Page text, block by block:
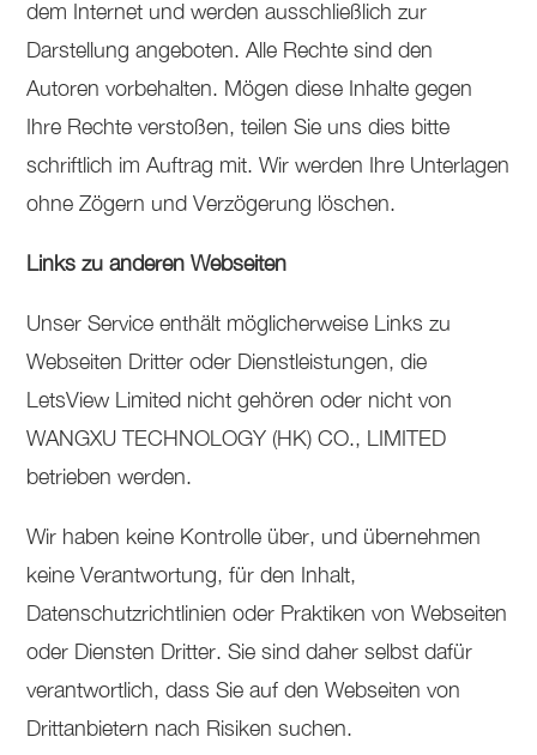
dem Internet und werden ausschließlich zur
Darstellung angeboten. Alle Rechte sind den
Autoren vorbehalten. Mögen diese Inhalte gegen
Ihre Rechte verstoßen, teilen Sie uns dies bitte
schriftlich im Auftrag mit. Wir werden Ihre Unterlagen
ohne Zögern und Verzögerung löschen.
Links zu anderen Webseiten
Unser Service enthält möglicherweise Links zu
Webseiten Dritter oder Dienstleistungen, die
LetsView Limited nicht gehören oder nicht von
WANGXU TECHNOLOGY (HK) CO., LIMITED
betrieben werden.
Wir haben keine Kontrolle über, und übernehmen
keine Verantwortung, für den Inhalt,
Datenschutzrichtlinien oder Praktiken von Webseiten
oder Diensten Dritter. Sie sind daher selbst dafür
verantwortlich, dass Sie auf den Webseiten von
Drittanbietern nach Risiken suchen.